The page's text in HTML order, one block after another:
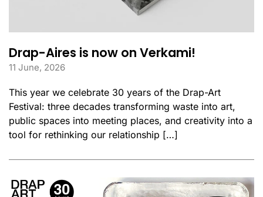
Drap-Aires is now on Verkami!
11 June, 2026
This year we celebrate 30 years of the Drap-Art
Festival: three decades transforming waste into art,
public spaces into meeting places, and creativity into a
tool for rethinking our relationship […]